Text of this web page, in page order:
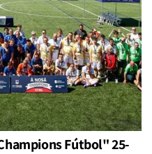
Fútbol" 25-